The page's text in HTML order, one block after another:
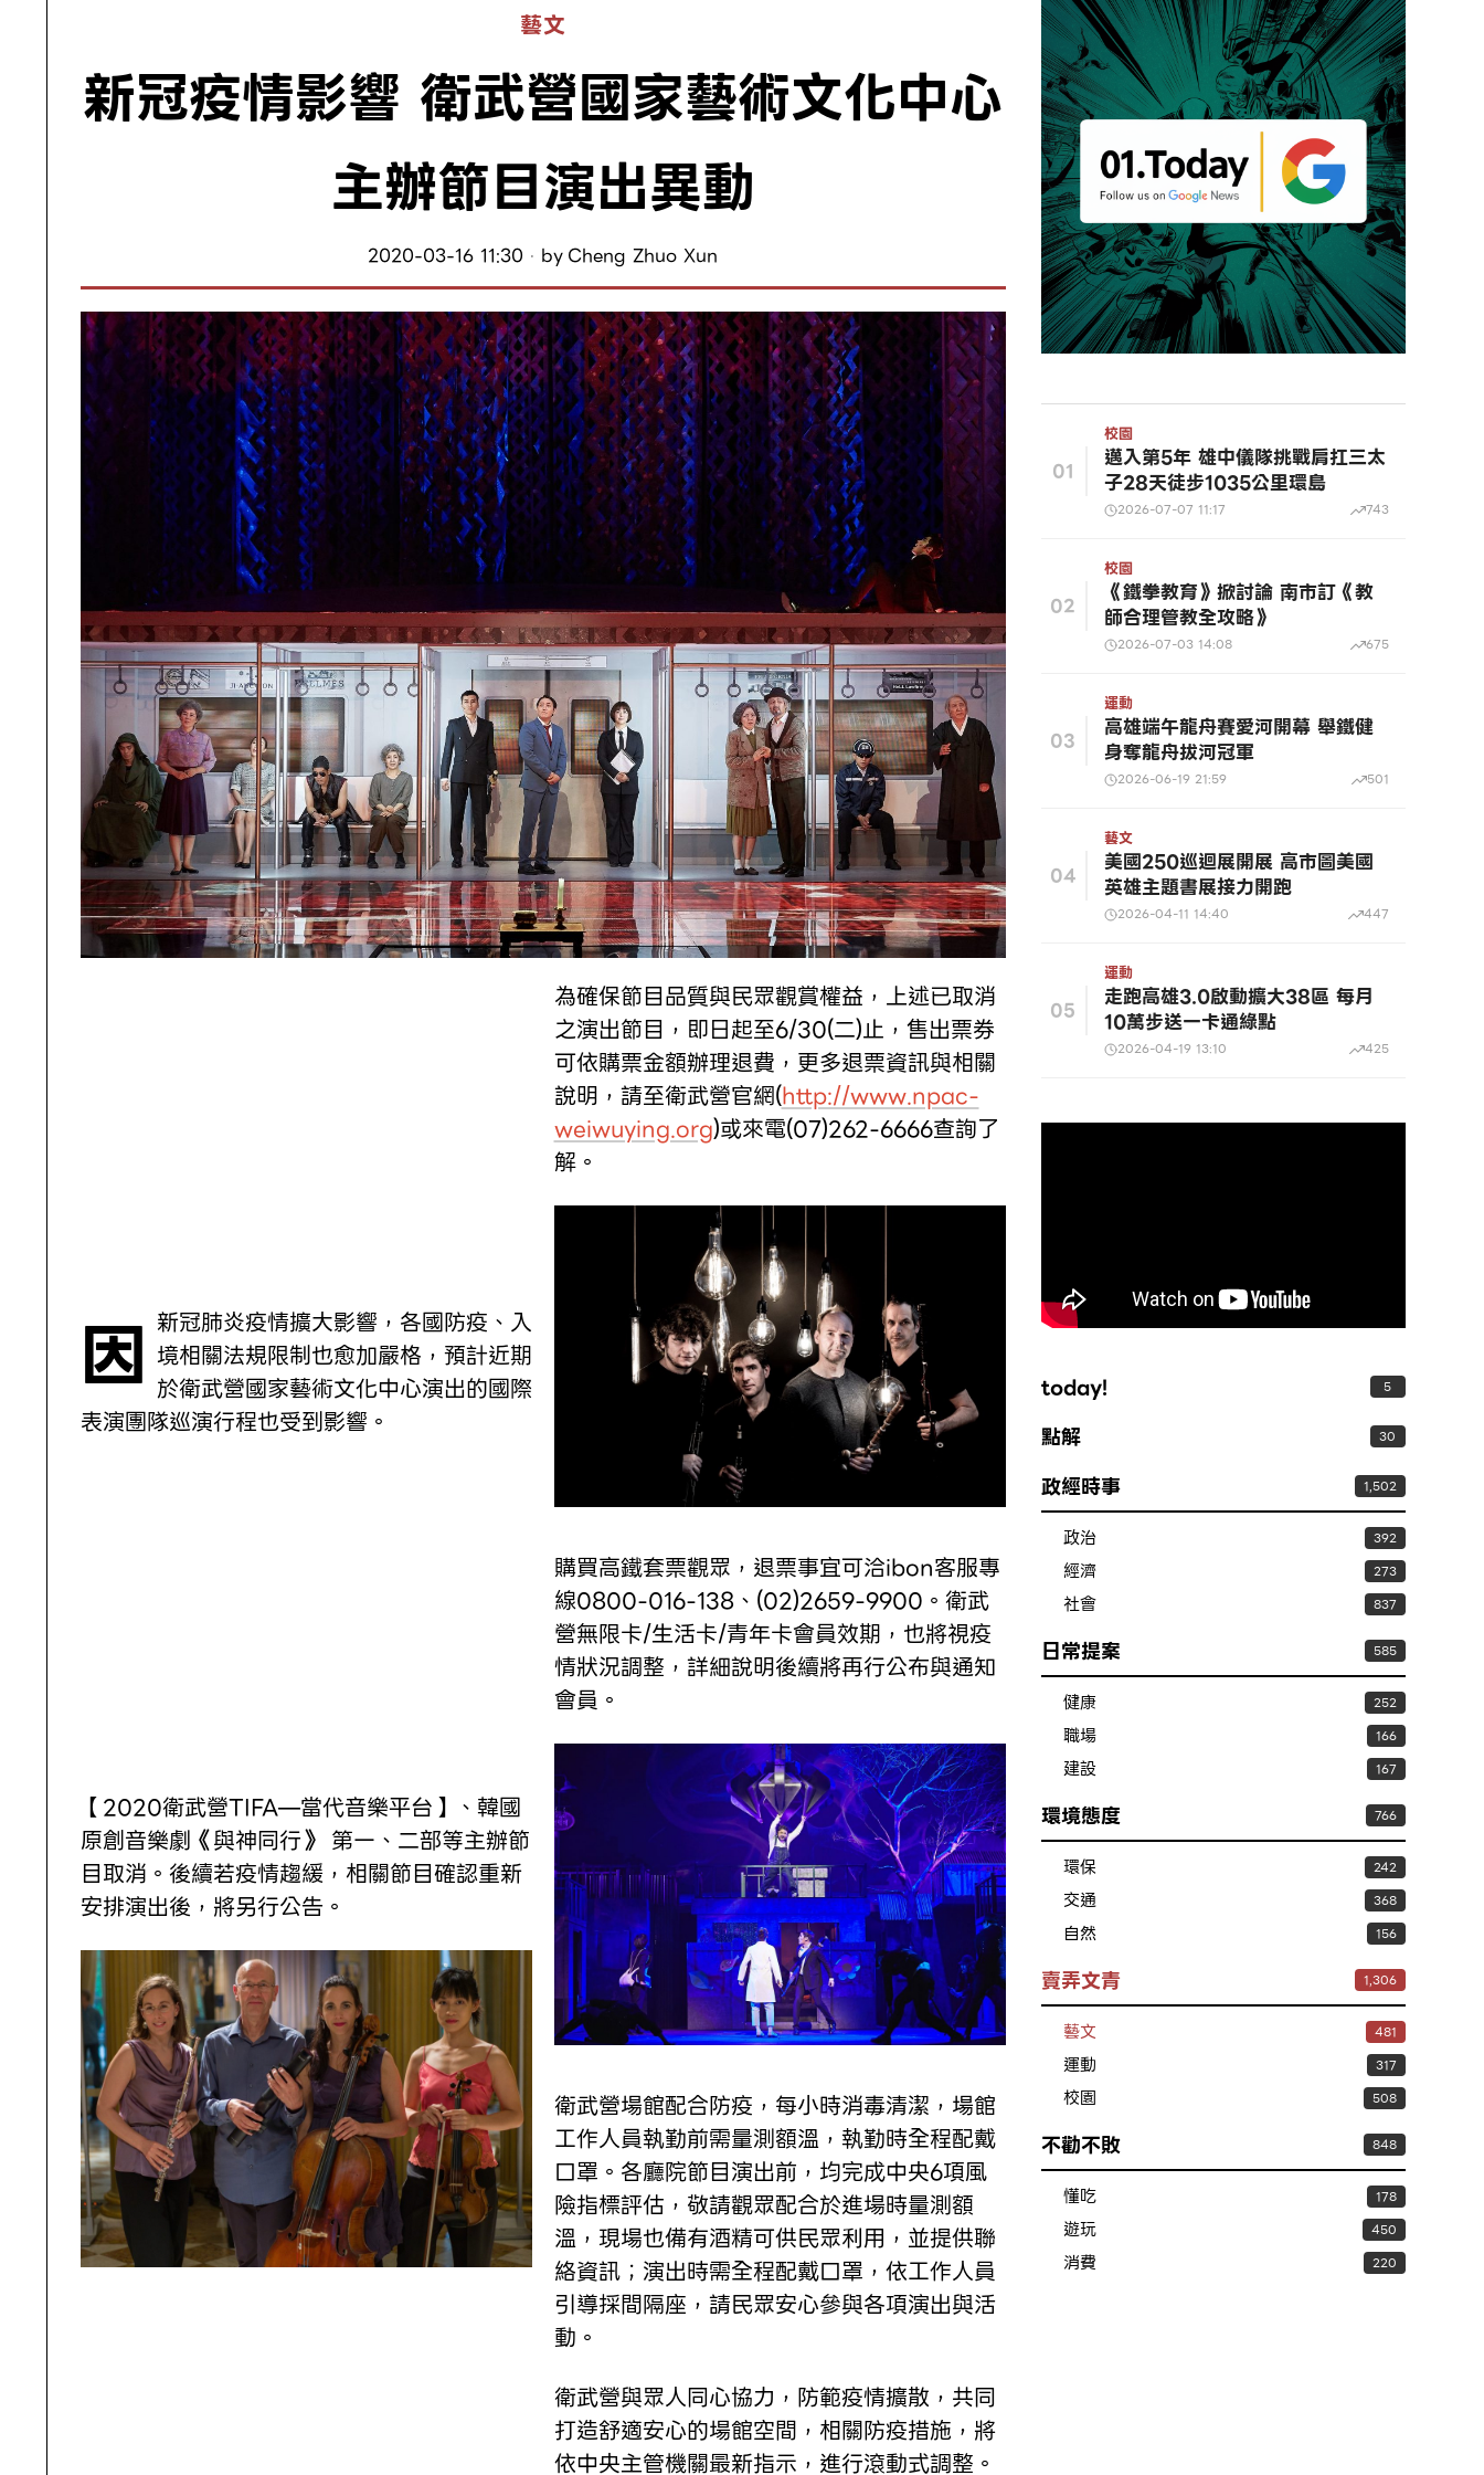
藝文
新冠疫情影響 衛武營國家藝術文化中心
主辦節目演出異動
2020-03-16 11:30 by Cheng Zhuo Xun
因新冠肺炎疫情擴大影響，各國防疫、入 境相關法規限制也愈加嚴格，預計近期
於衛武營國家藝術文化中心演出的國際
表演團隊巡演行程也受到影響。
【2020衛武營TIFA—當代音樂平台】、韓國
原創音樂劇《與神同行》 第一、二部等主辦節
目取消。後續若疫情趨緩，相關節目確認重新
安排演出後，將另行公告。
為確保節目品質與民眾觀賞權益，上述已取消
之演出節目，即日起至6/30(二)止，售出票券
可依購票金額辦理退費，更多退票資訊與相關
說明，請至衛武營官網(http://www.npac-
weiwuying.org)或來電(07)262-6666查詢了
解。
購買高鐵套票觀眾，退票事宜可洽ibon客服專
線0800-016-138、(02)2659-9900。衛武
營無限卡/生活卡/青年卡會員效期，也將視疫
情狀況調整，詳細說明後續將再行公布與通知
會員。
衛武營場館配合防疫，每小時消毒清潔，場館
工作人員執勤前需量測額溫，執勤時全程配戴
口罩。各廳院節目演出前，均完成中央6項風
險指標評估，敬請觀眾配合於進場時量測額
溫，現場也備有酒精可供民眾利用，並提供聯
絡資訊；演出時需全程配戴口罩，依工作人員
引導採間隔座，請民眾安心參與各項演出與活
動。
衛武營與眾人同心協力，防範疫情擴散，共同
打造舒適安心的場館空間，相關防疫措施，將
依中央主管機關最新指示，進行滾動式調整。
01
校園
邁入第5年 雄中儀隊挑戰肩扛三太
子28天徒步1035公里環島
2026-07-07 11:17 743
02
校園
《鐵拳教育》掀討論 南市訂《教
師合理管教全攻略》
2026-07-03 14:08 675
03
運動
高雄端午龍舟賽愛河開幕 舉鐵健
身奪龍舟拔河冠軍
2026-06-19 21:59 501
04
藝文
美國250巡迴展開展 高市圖美國
英雄主題書展接力開跑
2026-04-11 14:40 447
05
運動
走跑高雄3.0啟動擴大38區 每月
10萬步送一卡通綠點
2026-04-19 13:10 425
today! 5
點解 30
政經時事 1,502
政治 392
經濟 273
社會 837
日常提案 585
健康 252
職場 166
建設 167
環境態度 766
環保 242
交通 368
自然 156
賣弄文青 1,306
藝文 481
運動 317
校園 508
不勸不敗 848
懂吃 178
遊玩 450
消費 220